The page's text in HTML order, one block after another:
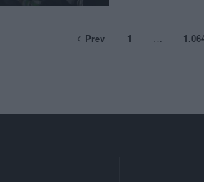
Prev 1 …